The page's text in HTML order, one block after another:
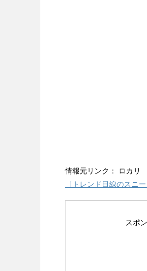
情報元リンク： ロカリ
［トレンド目線のスニ
スポ